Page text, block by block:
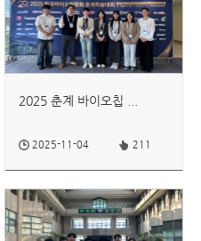
2025 춘계 바이오칩 ...
2025-11-04 211